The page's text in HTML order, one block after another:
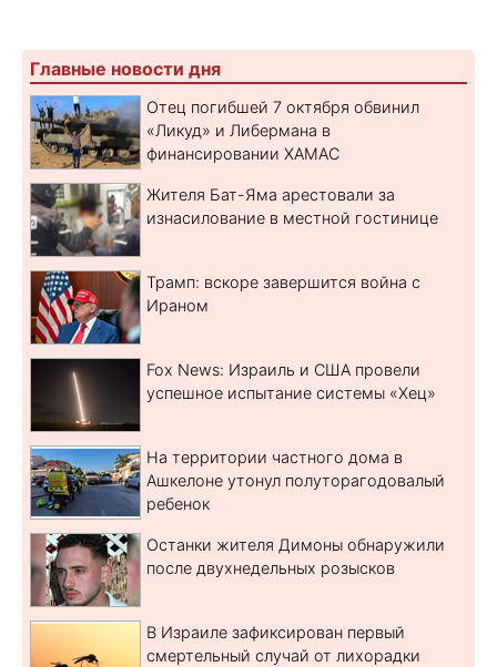
Главные новости дня
Отец погибшей 7 октября обвинил
«Ликуд» и Либермана в
финансировании ХАМАС
Жителя Бат-Яма арестовали за
изнасилование в местной гостинице
Трамп: вскоре завершится война с
Ираном
Fox News: Израиль и США провели
успешное испытание системы «Хец»
На территории частного дома в
Ашкелоне утонул полуторагодовалый
ребенок
Останки жителя Димоны обнаружили
после двухнедельных розысков
В Израиле зафиксирован первый
смертельный случай от лихорадки